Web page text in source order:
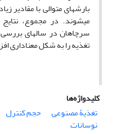
بارش‏های متوالی با مقادیر
می‏شوند. در مجموع،
سرچاهان در سال‏های
تغذیه را به شکل معنا‏داری
کلیدواژه‌ها
تغذیۀ مصنوعی
حجم کنترل
نوسانات